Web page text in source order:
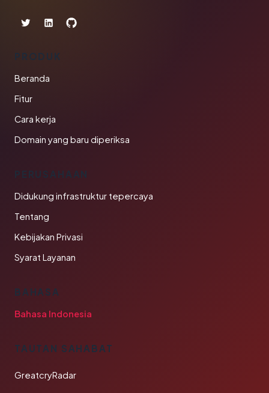
PRODUK
Beranda
Fitur
Cara kerja
Domain yang baru diperiksa
PERUSAHAAN
Didukung infrastruktur tepercaya
Tentang
Kebijakan Privasi
Syarat Layanan
BAHASA
Bahasa Indonesia
TAUTAN SAHABAT
GreatcryRadar